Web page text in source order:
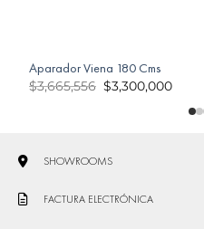
Aparador Viena 180 Cms
$3,665,556 $3,300,000
SHOWROOMS
FACTURA ELECTRÓNICA